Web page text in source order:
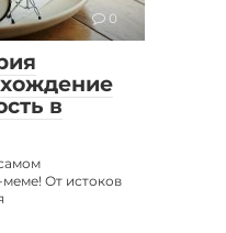
0
в
От истоков